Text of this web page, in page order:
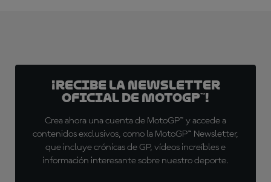
¡Recibe la Newsletter
oficial de MotoGP™!
Crea ahora una cuenta de MotoGP™ y accede a
contenidos exclusivos, como la MotoGP™ Newsletter,
que incluye crónicas de GP, vídeos increíbles e
información interesante sobre nuestro deporte.